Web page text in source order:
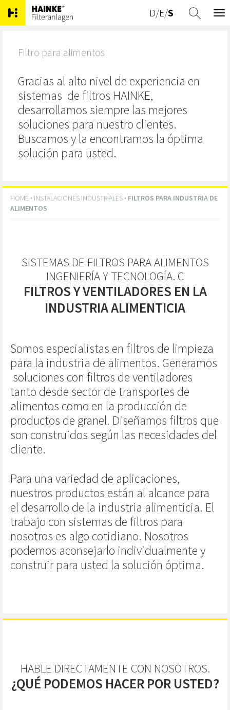
D/E/S
Filtro para alimentos
Gracias al alto nivel de experiencia en
sistemas de filtros HAINKE,
desarrollamos siempre las mejores
soluciones para nuestro clientes.
Buscamos y la encontramos la óptima
solución para usted.
HOME · INSTALACIONES INDUSTRIALES · FILTROS PARA INDUSTRIA DE
ALIMENTOS
SISTEMAS DE FILTROS PARA ALIMENTOS
INGENIERÍA Y TECNOLOGÍA. C
FILTROS Y VENTILADORES EN LA
INDUSTRIA ALIMENTICIA
Somos especialistas en filtros de limpieza
para la industria de alimentos. Generamos
soluciones con filtros de ventiladores
tanto desde sector de transportes de
alimentos como en la producción de
productos de granel. Diseñamos filtros que
son construidos según las necesidades del
cliente.
Para una variedad de aplicaciones,
nuestros productos están al alcance para
el desarrollo de la industria alimenticia. El
trabajo con sistemas de filtros para
nosotros es algo cotidiano. Nosotros
podemos aconsejarlo individualmente y
construir para usted la solución óptima.
HABLE DIRECTAMENTE CON NOSOTROS.
¿QUÉ PODEMOS HACER POR USTED?